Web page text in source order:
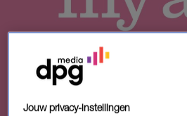
ACHTERGROND
Jouw privacy-instellingen